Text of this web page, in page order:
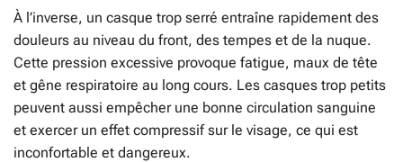
À l’inverse, un casque trop serré entraîne rapidement des
douleurs au niveau du front, des tempes et de la nuque.
Cette pression excessive provoque fatigue, maux de tête
et gêne respiratoire au long cours. Les casques trop petits
peuvent aussi empêcher une bonne circulation sanguine
et exercer un effet compressif sur le visage, ce qui est
inconfortable et dangereux.